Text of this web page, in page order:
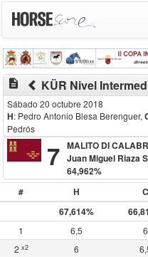
description KÜR Nivel
Sábado 20 octubre 2018
H: Pedro Antonio Blesa Berenguer,
Pedrós
7 MALITO DI
Juan Miguel Riaza
64,962%
#
H C
67,614%
1 6,5 6
2 x2 6